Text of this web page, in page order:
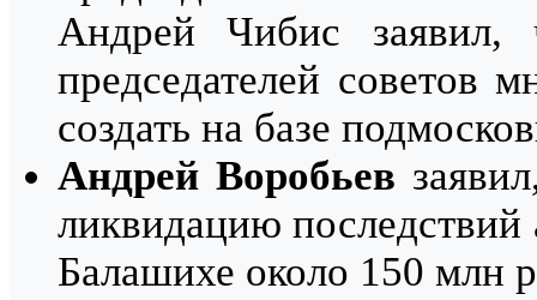
Андрей Чибис заявил,
председателей советов
создать на базе
Андрей Воробьев
ликвидацию последствий
Балашихе около 150 млн